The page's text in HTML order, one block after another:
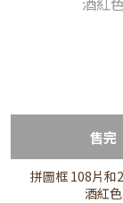
售完
拼圖框 108片和
酒紅色